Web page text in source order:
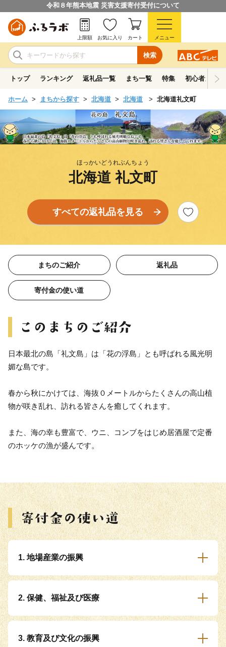
令和８年熊本地震 災害支援寄付受付について
検索
上限額 お気に入り カート メニュー
トップ ランキング 返礼品一覧 まち一覧 特集 初心者ガイド
ホーム まちから探す 北海道 北海道 北海道礼文町
ほっかいどうれぶんちょう
北海道 礼文町
すべての返礼品を見る
まちのご紹介 返礼品
寄付金の使い道
日本最北の島「礼文島」は「花の浮島」とも呼ばれる風光明
媚な島です。
春から秋にかけては、海抜０メートルからたくさんの高山植
物が咲き乱れ、訪れる皆さんを癒してくれます。
また、海の幸も豊富で、ウニ、コンブをはじめ居酒屋で定番
のホッケの漁が盛んです。
1. 地場産業の振興
2. 保健、福祉及び医療
3. 教育及び文化の振興